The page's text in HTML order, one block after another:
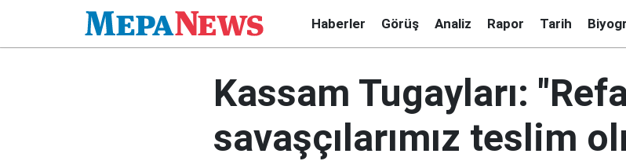
Haberler Görüş Analiz Rapor Tarih
Kassam Tugayları:
savaşçılarımız teslim